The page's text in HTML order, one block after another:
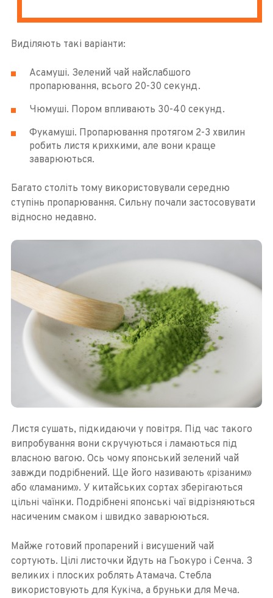
Виділяють такі варіанти:
Асамуші. Зелений чай найслабшого
пропарювання, всього 20-30 секунд.
Чюмуші. Пором впливають 30-40 секунд.
Фукамуші. Пропарювання протягом 2-3 хвилин
робить листя крихкими, але вони краще
заварюються.
Багато століть тому використовували середню
ступінь пропарювання. Сильну почали застосовувати
відносно недавно.
Листя сушать, підкидаючи у повітря. Під час такого
випробування вони скручуються і ламаються під
власною вагою. Ось чому японський зелений чай
завжди подрібнений. Ще його називають «різаним»
або «ламаним». У китайських сортах зберігаються
цільні чаїнки. Подрібнені японські чаї відрізняються
насиченим смаком і швидко заварюються.
Майже готовий пропарений і висушений чай
сортують. Цілі листочки йдуть на Гьокуро і Сенча. З
великих і плоских роблять Атамача. Стебла
використовують для Кукіча, а бруньки для Меча.